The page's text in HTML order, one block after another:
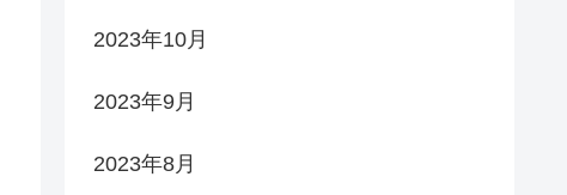
2023年10月
2023年9月
2023年8月